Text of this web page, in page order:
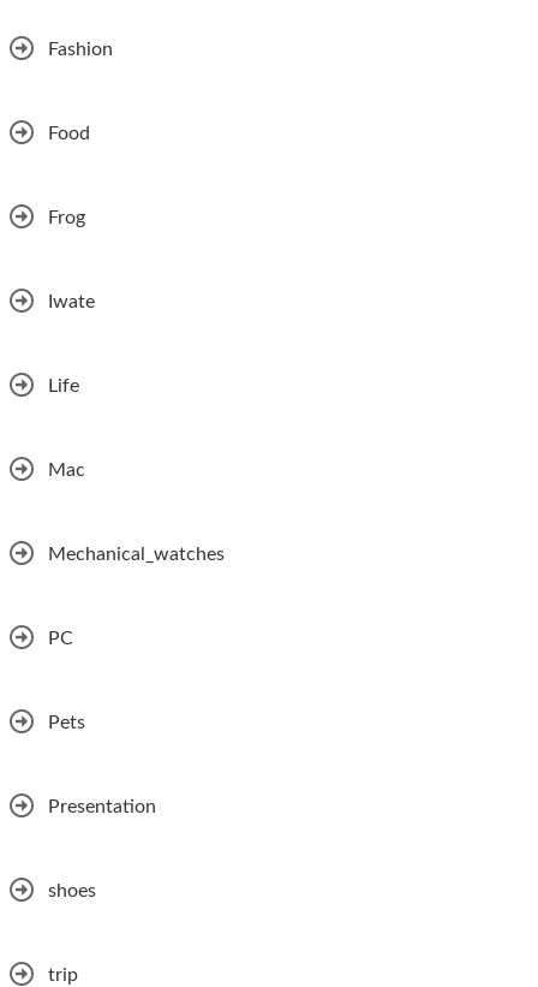
Fashion
Food
Frog
Iwate
Life
Mac
Mechanical_watches
PC
Pets
Presentation
shoes
trip